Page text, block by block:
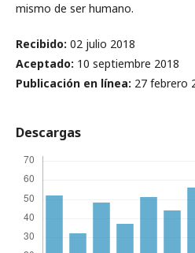
mismo de ser humano.
Recibido: 02 julio 2018
Aceptado: 10 septiembre 2018
Publicación en línea: 27 febrero
Descargas